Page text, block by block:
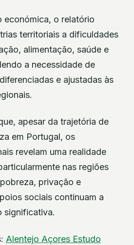
económica, o relatório
territoriais a dificuldades
alimentação, saúde e
a necessidade de
e ajustadas às
apesar da trajetória de
em Portugal, os
revelam uma realidade
nas regiões
privação e
sociais continuam a
significativa.
Alentejo Açores Estudo